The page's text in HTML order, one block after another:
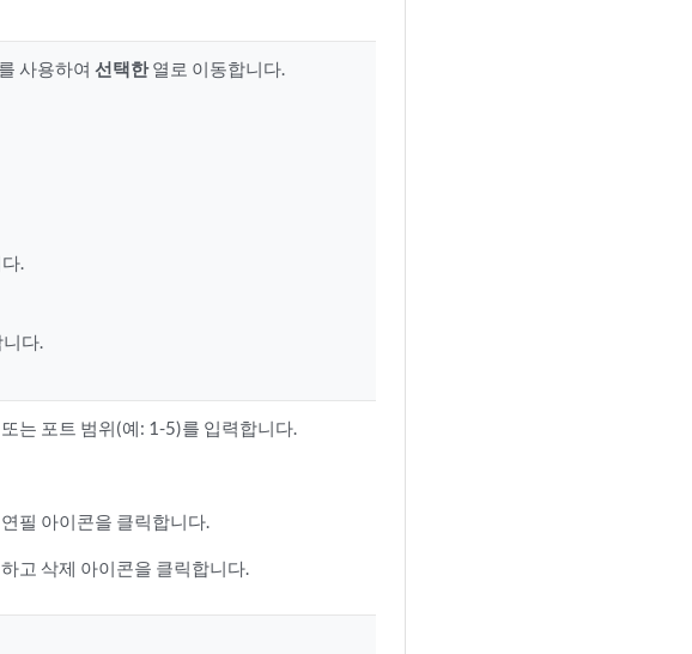
사용하여선택한열로 이동합니다.
.
다.
는 포트 범위(예: 1-5)를 입력합니다.
필 아이콘을 클릭합니다.
고 삭제 아이콘을 클릭합니다.